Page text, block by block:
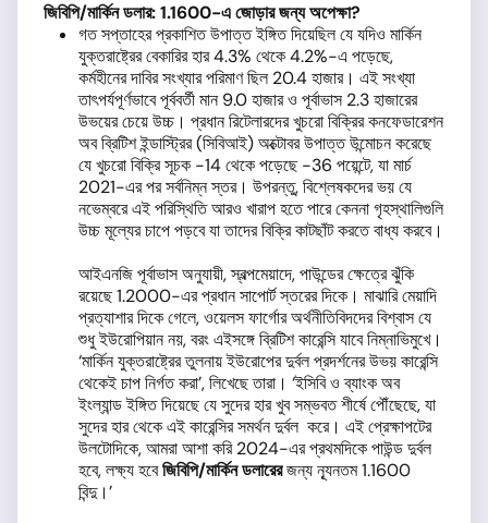
জিবিপি/মার্কিন ডলার: 1.1600-এ জোড়ার জন্য অপেক্ষা?
গত সপ্তাহের প্রকাশিত উপাত্ত ইঙ্গিত দিয়েছিল যে যদিও মার্কিন
যুক্তরাষ্ট্রের বেকারির হার 4.3% থেকে 4.2%-এ পড়েছে,
কর্মহীনের দাবির সংখ্যার পরিমাণ ছিল 20.4 হাজার। এই সংখ্যা
তাৎপর্যপূর্ণভাবে পূর্ববর্তী মান 9.0 হাজার ও পূর্বাভাস 2.3 হাজারের
উভয়ের চেয়ে উচ্চ। প্রধান রিটেলারদের খুচরো বিক্রির কনফেডারেশন
অব ব্রিটিশ ইন্ডাস্ট্রির (সিবিআই) অক্টোবর উপাত্ত উন্মোচন করেছে
যে খুচরো বিক্রি সূচক -14 থেকে পড়েছে -36 পয়েন্টে, যা মার্চ
2021-এর পর সর্বনিম্ন স্তর। উপরন্তু, বিশ্লেষকদের ভয় যে
নভেম্বরে এই পরিস্থিতি আরও খারাপ হতে পারে কেননা গৃহস্থালিগুলি
উচ্চ মূল্যের চাপে পড়বে যা তাদের বিক্রি কাটছাঁট করতে বাধ্য করবে।
আইএনজি পূর্বাভাস অনুযায়ী, স্বল্পমেয়াদে, পাউন্ডের ক্ষেত্রে ঝুঁকি
রয়েছে 1.2000-এর প্রধান সাপোর্ট স্তরের দিকে। মাঝারি মেয়াদি
প্রত্যাশার দিকে গেলে, ওয়েলস ফার্গোর অর্থনীতিবিদদের বিশ্বাস যে
শুধু ইউরোপিয়ান নয়, বরং এইসঙ্গে ব্রিটিশ কারেন্সি যাবে নিম্নাভিমুখে।
‘মার্কিন যুক্তরাষ্ট্রের তুলনায় ইউরোপের দুর্বল প্রদর্শনের উভয় কারেন্সি
থেকেই চাপ নির্গত করা’, লিখেছে তারা। ‘ইসিবি ও ব্যাংক অব
ইংল্যান্ড ইঙ্গিত দিয়েছে যে সুদের হার খুব সম্ভবত শীর্ষে পৌঁছেছে, যা
সুদের হার থেকে এই কারেন্সির সমর্থন দুর্বল করে। এই প্রেক্ষাপটের
উলটোদিকে, আমরা আশা করি 2024-এর প্রথমদিকে পাউন্ড দুর্বল
হবে, লক্ষ্য হবেজিবিপি/মার্কিন ডলারেরজন্য ন্যূনতম 1.1600
বিন্দু।’